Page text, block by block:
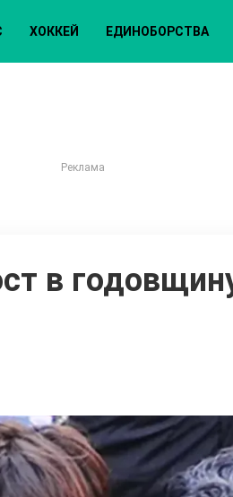
ХОККЕЙ ЕДИНОБОРСТВА
в